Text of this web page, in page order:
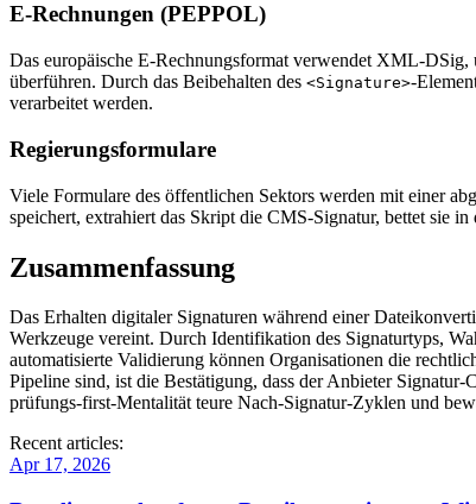
E‑Rechnungen (PEPPOL)
Das europäische E‑Rechnungsformat verwendet
überführen. Durch das Beibehalten des <Signature>
verarbeitet werden.
Regierungsformulare
Viele Formulare des öffentlichen Sektors werden mit einer
speichert, extrahiert das Skript die CMS‑Signatur, bettet sie
Zusammenfassung
Das Erhalten digitaler Signaturen während einer
Werkzeuge vereint. Durch Identifikation des Signaturtyps,
automatisierte Validierung können Organisationen die
Pipeline sind, ist die Bestätigung, dass der Anbieter
prüfungs‑first‑Mentalität teure Nach‑Signatur‑Zyklen und
Recent articles:
Apr 17, 2026